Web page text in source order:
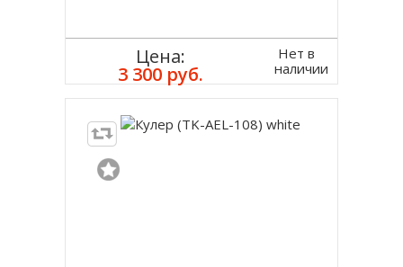
Цена:
3 300 руб.
Нет в
наличии